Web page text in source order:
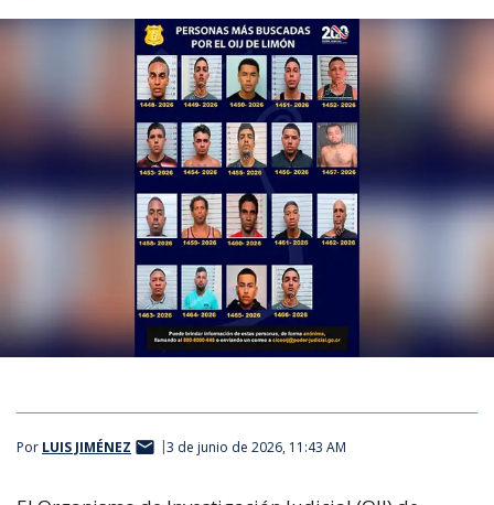
Por LUIS JIMÉNEZ 3 de junio de 2026, 11:43 AM